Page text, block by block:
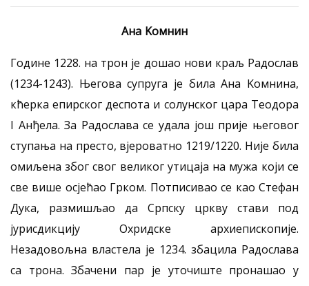
Ана Kомнин
Године 1228. на трон је дошао нови краљ Радослав
(1234-1243). Његова супруга је била Ана Kомнина,
кћерка епирског деспота и солунског цара Теодора
I Анђела. За Радослава се удала још прије његовог
ступања на престо, вјероватно 1219/1220. Није била
омиљена због свог великог утицаја на мужа који се
све више осјећао Грком. Потписивао се као Стефан
Дука, размишљао да Српску цркву стави под
јурисдикцију Охридске архиепископије.
Незадовољна властела је 1234. збацила Радослава
са трона. Збачени пар је уточиште пронашао у